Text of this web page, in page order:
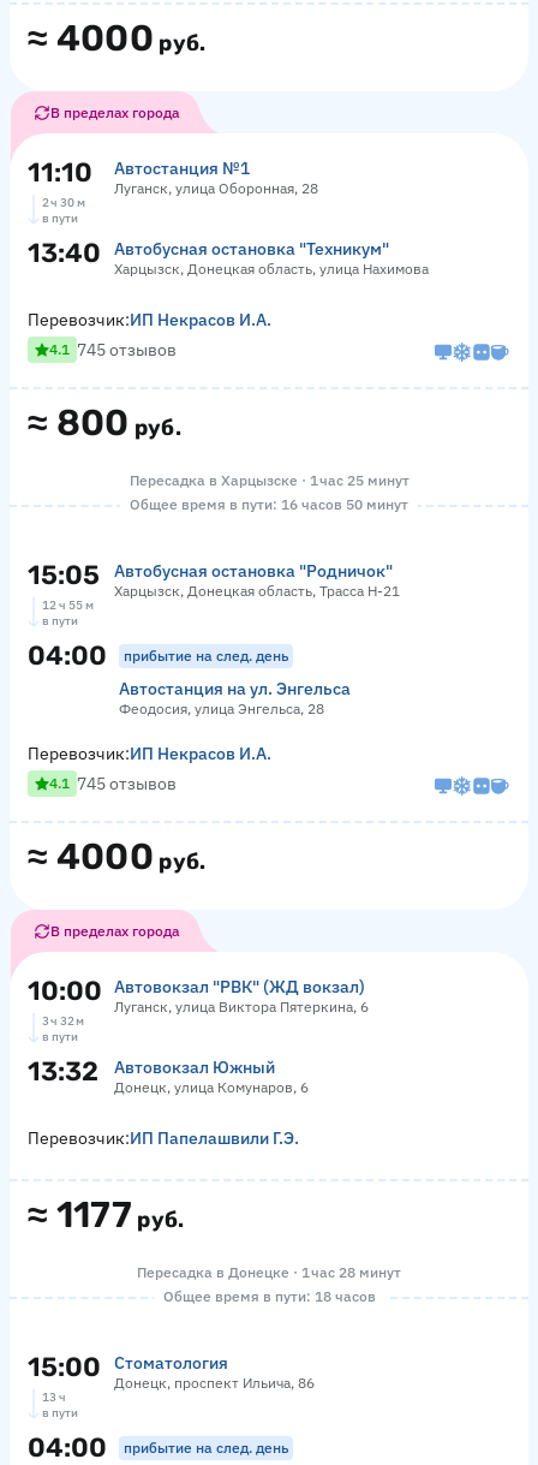
≈ 4000 руб.
В пределах города
11:10 Автостанция №1
Луганск, улица Оборонная, 28
2 ч 30 м
в пути
13:40 Автобусная остановка "Техникум"
Харцызск, Донецкая область, улица Нахимова
≈ 800 руб.
Перевозчик:ИП Некрасов И.А.
4.1 745 отзывов
Пересадка в Харцызске · 1 час 25 минут
Общее время в пути: 16 часов 50 минут
15:05 Автобусная остановка "Родничок"
Харцызск, Донецкая область, Трасса Н-21
12 ч 55 м
в пути
04:00 прибытие на след. день
Автостанция на ул. Энгельса
Феодосия, улица Энгельса, 28
≈ 4000 руб.
Перевозчик:ИП Некрасов И.А.
4.1 745 отзывов
В пределах города
10:00 Автовокзал "РВК" (ЖД вокзал)
Луганск, улица Виктора Пятеркина, 6
3 ч 32 м
в пути
13:32 Автовокзал Южный
Донецк, улица Комунаров, 6
≈ 1177 руб.
Перевозчик:ИП Папелашвили Г.Э.
Пересадка в Донецке · 1 час 28 минут
Общее время в пути: 18 часов
15:00 Стоматология
Донецк, проспект Ильича, 86
13 ч
в пути
04:00 прибытие на след. день